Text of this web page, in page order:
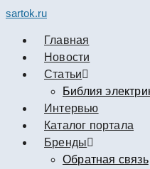
sartok.ru
Главная
Новости
Cтатьи
Библия
Интервью
Каталог портала
Бренды
Обратная связь